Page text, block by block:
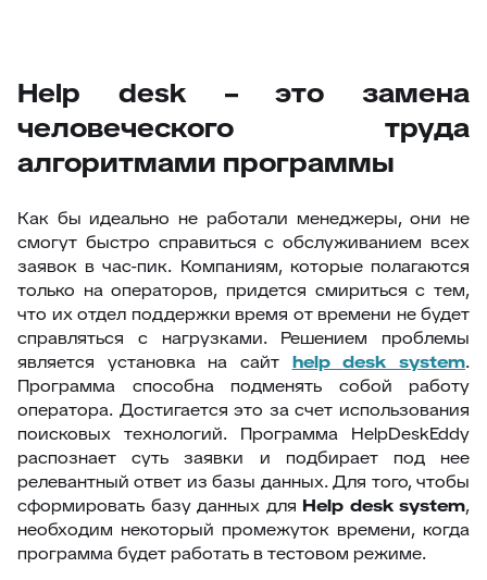
Help desk – это замена
человеческого труда
алгоритмами программы
Как бы идеально не работали менеджеры, они не
смогут быстро справиться с обслуживанием всех
заявок в час-пик. Компаниям, которые полагаются
только на операторов, придется смириться с тем,
что их отдел поддержки время от времени не будет
справляться с нагрузками. Решением проблемы
является установка на сайт helpdesksystem.
Программа способна подменять собой работу
оператора. Достигается это за счет использования
поисковых технологий. Программа HelpDeskEddy
распознает суть заявки и подбирает под нее
релевантный ответ из базы данных. Для того, чтобы
сформировать базу данных для Help desk system,
необходим некоторый промежуток времени, когда
программа будет работать в тестовом режиме.